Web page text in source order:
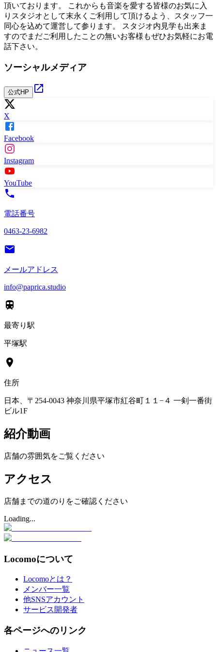
頂いております。 これからも音楽を愛する皆様のお気に入
りスタジオとして末永くご利用して頂けるよう、スタッフ一
同心を込めて運営して参ります。 スタジオ内見学も出来ま
すのでまだご利用したことの無いお客様もぜひお気軽にお電
話下さい。
ソーシャルメディア
公式HP
X
Facebook
Instagram
YouTube
電話番号
0463-23-6982
メールアドレス
info@paprica.studio
最寄り駅
平塚駅
住所
日本、〒254-0043 神奈川県平塚市紅谷町１１−４ 一剣一番街
ビル1F
紹介動画
店舗の雰囲気をご覧ください
アクセス
店舗までの道のりをご確認ください
Loading...
Locomoについて
Locomoとは？
メンバー一覧
他SNSアカウント
サービス開発者
各ページへのリンク